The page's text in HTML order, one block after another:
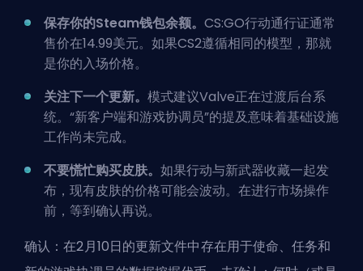
保存你的Steam钱包余额。 CS:GO行动通行证通常
售价在14.99美元。如果CS2遵循相同的模型，那就
是你的入场价格。
关注下一个更新。 模式建议Valve正在过渡后台系
统。“新客户端和游戏协调员”的提及意味着基础设施
工作尚未完成。
不要慌忙购买皮肤。 如果行动与新武器收藏一起发
布，现有皮肤的价格可能会波动。在进行市场操作
前，等到确认再说。
确认：在2月10日的更新文件中存在用于使命、任务和